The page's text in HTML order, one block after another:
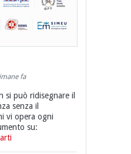
fa
si può ridisegnare il
senza il
vi opera ogni
su: